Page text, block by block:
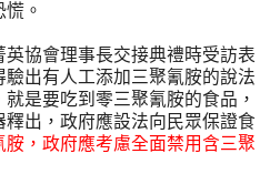
。
英協會理事長交接典禮時受訪表
出有人工添加三聚氰胺的說法
是要吃到零三聚氰胺的食品，
出，政府應設法向民眾保證食
胺，政府應考慮全面禁用含三聚